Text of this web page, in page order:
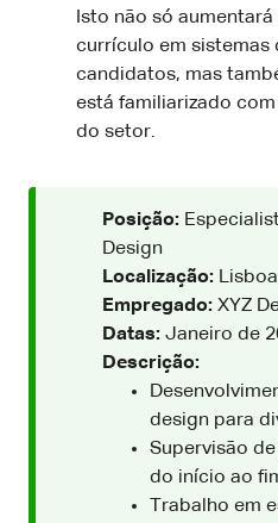
Isto não só
currículo em sistemas
candidatos, mas
está familiarizado
do setor.
Posição:
Design
Localização:
Empregado: XYZ
Datas: Janeiro de
Descrição:
design para
Supervisão
do início ao
Trabalho em